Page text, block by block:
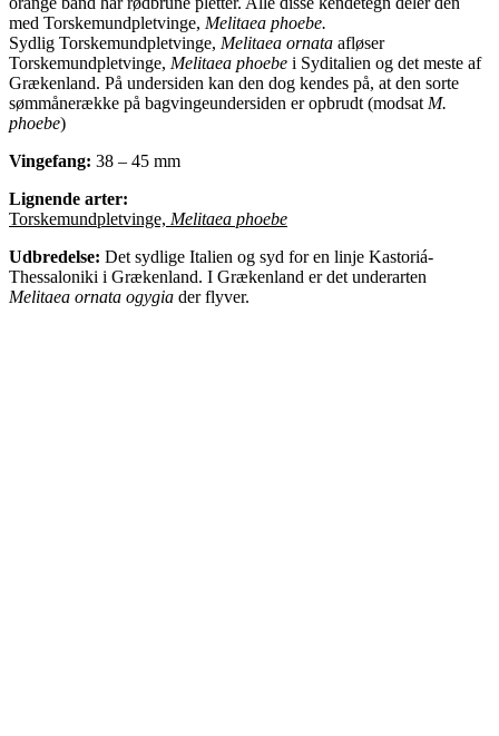
med Torskemundpletvinge, Melitaea phoebe.
Sydlig Torskemundpletvinge, Melitaea ornata afløser
Torskemundpletvinge, Melitaea phoebe i Syditalien og det meste af
Grækenland. På undersiden kan den dog kendes på, at den sorte
sømmånerække på bagvingeundersiden er opbrudt (modsat M.
phoebe)
Vingefang: 38 – 45 mm
Lignende arter:
Torskemundpletvinge, Melitaea phoebe
Udbredelse: Det sydlige Italien og syd for en linje Kastoriá-
Thessaloniki i Grækenland. I Grækenland er det underarten
Melitaea ornata ogygia der flyver.